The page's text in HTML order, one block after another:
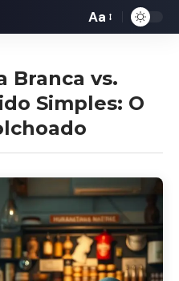
fontes
Aa
Branca vs.
Simples: O